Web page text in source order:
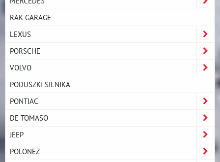
RAK GARAGE
LEXUS
PORSCHE
VOLVO
PODUSZKI SILNIKA
PONTIAC
DE TOMASO
JEEP
POLONEZ